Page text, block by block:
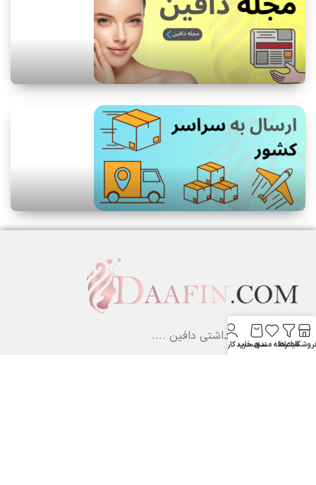
لوازم آرایشی بهداشتی دافین ....
فیلترها
علاقه مندیسبد خرید
حساب کاربری من